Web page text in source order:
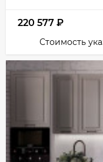
220 577 ₽
Стоимость